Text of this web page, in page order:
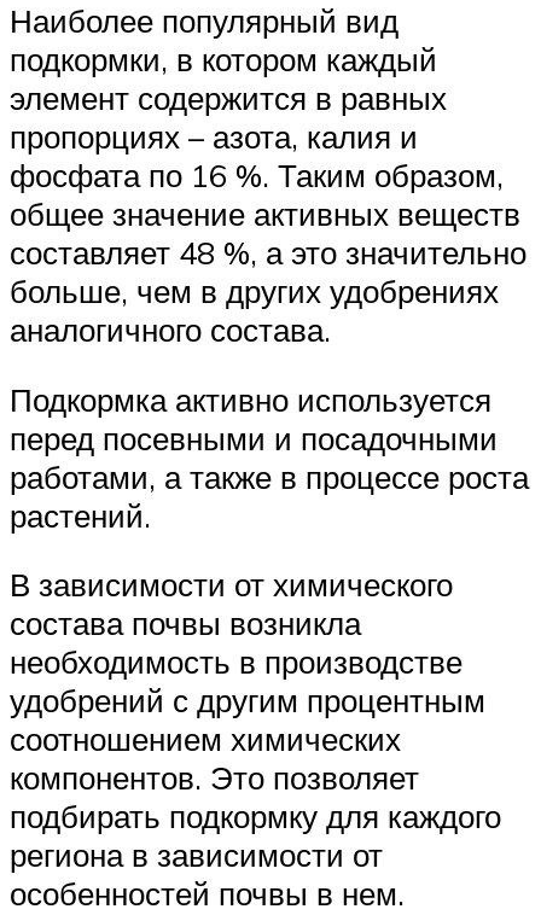
Наиболее популярный вид
подкормки, в котором каждый
элемент содержится в равных
пропорциях – азота, калия и
фосфата по 16 %. Таким образом,
общее значение активных веществ
составляет 48 %, а это значительно
больше, чем в других удобрениях
аналогичного состава.
Подкормка активно используется
перед посевными и посадочными
работами, а также в процессе роста
растений.
В зависимости от химического
состава почвы возникла
необходимость в производстве
удобрений с другим процентным
соотношением химических
компонентов. Это позволяет
подбирать подкормку для каждого
региона в зависимости от
особенностей почвы в нем.